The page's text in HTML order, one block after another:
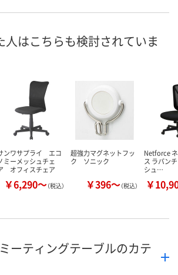
カゴへ
数量
カゴへ カ
人はこちらも検討されていま
ンワサプライ エコ
ミーメッシュチェ
オフィスチェア
￥6,290～（税込）
超強力マグネットフッ
ク ソニック
￥396～（税込）
Netforce
ス ラパン
シュ…
￥
ーティングテーブルのカテ